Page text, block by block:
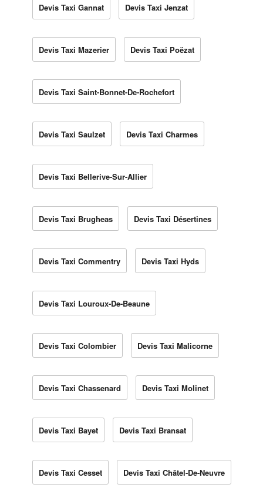
Devis Taxi Gannat Devis Taxi Jenzat
Devis Taxi Mazerier Devis Taxi Poëzat
Devis Taxi Saint-Bonnet-De-Rochefort
Devis Taxi Saulzet Devis Taxi Charmes
Devis Taxi Bellerive-Sur-Allier
Devis Taxi Brugheas Devis Taxi Désertines
Devis Taxi Commentry Devis Taxi Hyds
Devis Taxi Louroux-De-Beaune
Devis Taxi Colombier Devis Taxi Malicorne
Devis Taxi Chassenard Devis Taxi Molinet
Devis Taxi Bayet Devis Taxi Bransat
Devis Taxi Cesset Devis Taxi Châtel-De-Neuvre